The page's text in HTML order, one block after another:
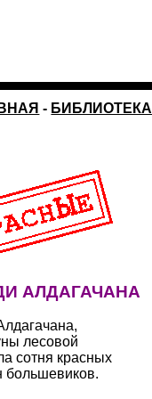
- БИБЛИОТЕКА
АЛДАГАЧАНА
лесовой
сотня красных
большевиков.